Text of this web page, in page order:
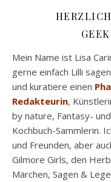
Mein Name ist Lisa
gerne einfach Lilli
und kuratiere einen
Redakteurin,
by nature, Fantasy-
Kochbuch-Sammlerin.
und Freunden, aber
Gilmore Girls, den
Märchen, Sagen &